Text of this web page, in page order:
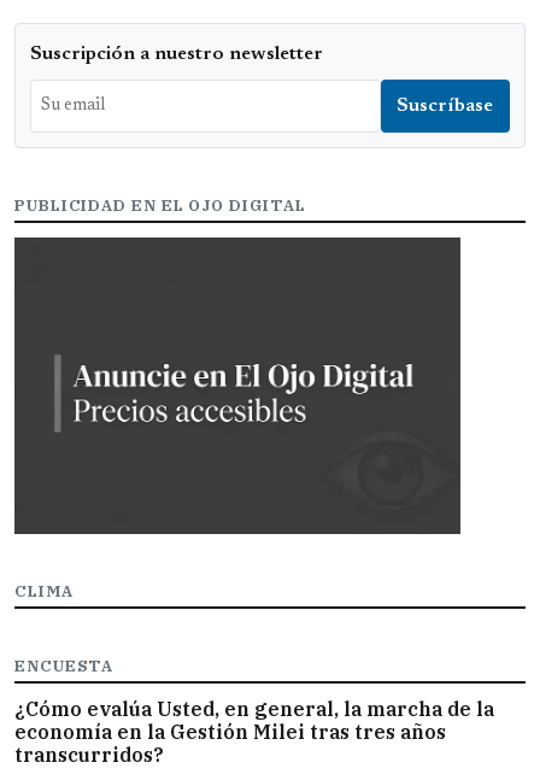
Suscripción a nuestro newsletter
PUBLICIDAD EN EL OJO DIGITAL
CLIMA
ENCUESTA
¿Cómo evalúa Usted, en general, la marcha de la
economía en la Gestión Milei tras tres años
transcurridos?